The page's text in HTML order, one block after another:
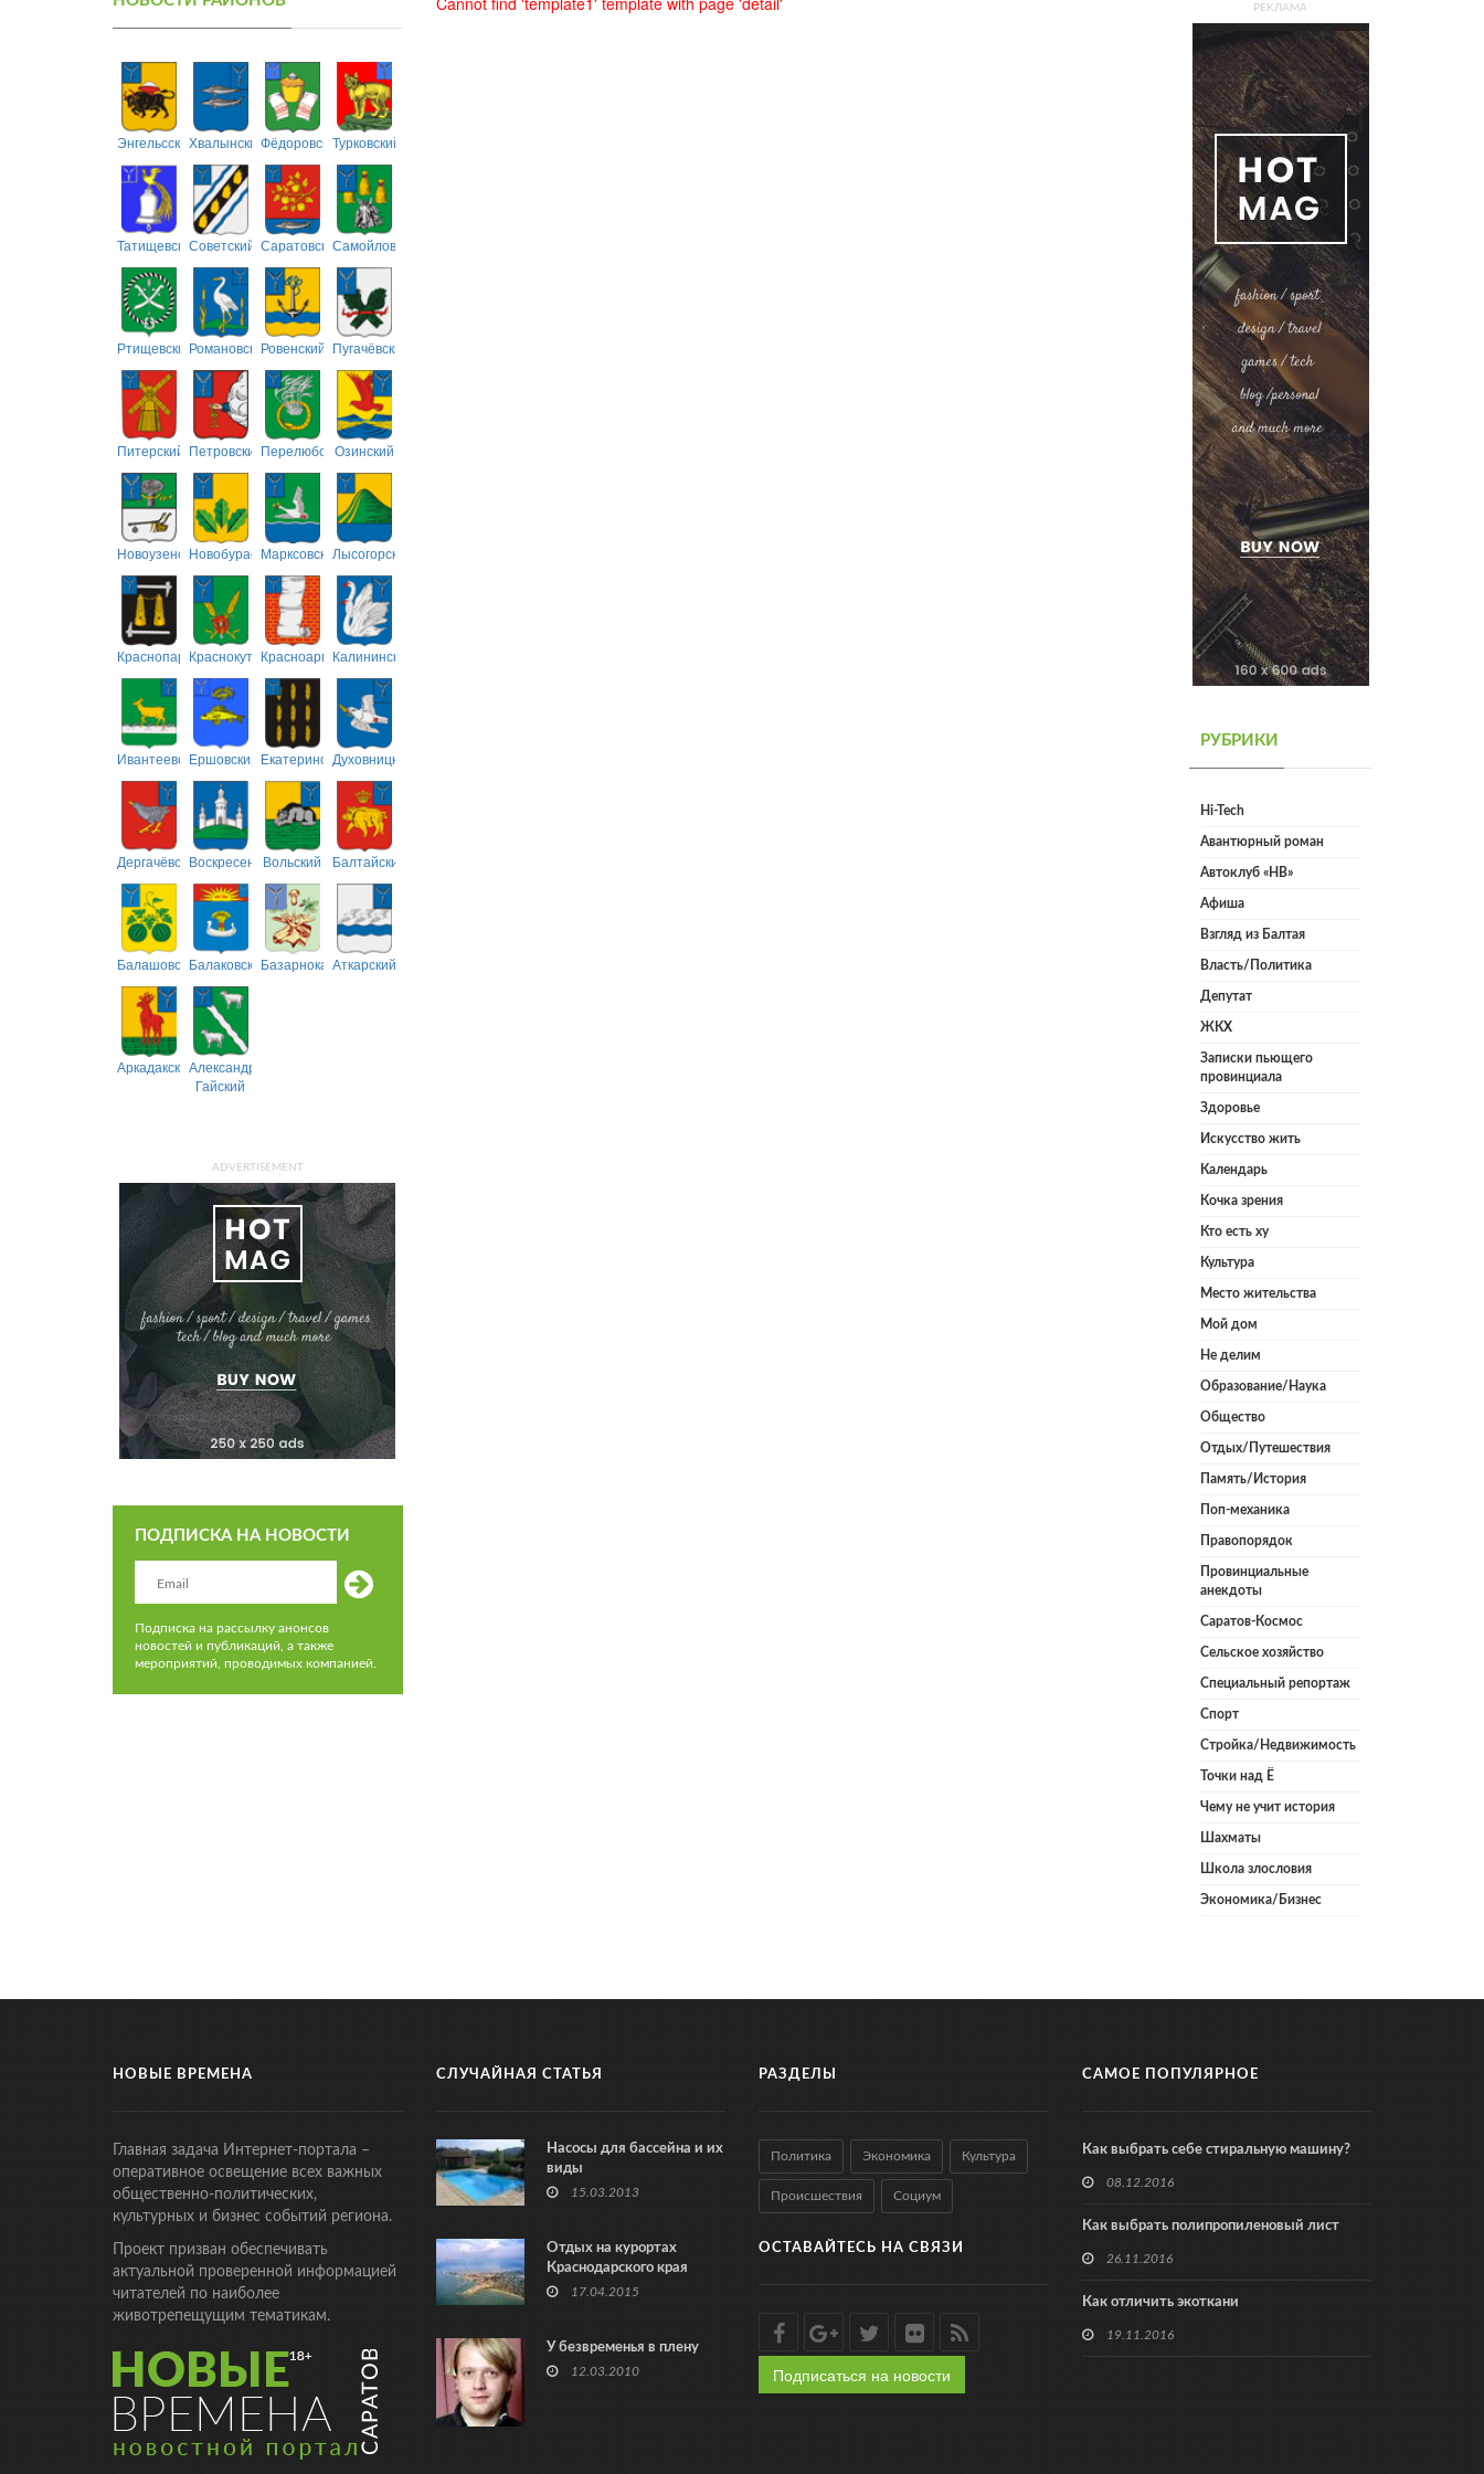
ЭнгельсскийХвалынскийФёдоровскийТурковский
ТатищевскийСоветский СаратовскийСамойловский
РтищевскийРомановскийРовенский Пугачёвский
Питерский ПетровскийПерелюбскийОзинский
НовоузенскийНовобурасскийМарксовскийЛысогорский
Краснопартизанский
КраснокутскийКрасноармейский
Калининский
ИвантеевскийЕршовский ЕкатериновскийДуховницкий
ДергачёвскийВоскресенскийВольский Балтайский
БалашовскийБалаковскийБазарнокарабулакский
Аткарский
АркадакскийАлександрово-
Гайский
ADVERTISEMENT
ПОДПИСКА НА НОВОСТИ
Подписка на рассылку анонсов
новостей и публикаций, а также
мероприятий, проводимых компанией.
РЕКЛАМА
РУБРИКИ
Hi-Tech
Авантюрный роман
Автоклуб «НВ»
Афиша
Взгляд из Балтая
Власть/Политика
Депутат
ЖКХ
Записки пьющего
провинциала
Здоровье
Искусство жить
Календарь
Кочка зрения
Кто есть ху
Культура
Место жительства
Мой дом
Не делим
Образование/Наука
Общество
Отдых/Путешествия
Память/История
Поп-механика
Правопорядок
Провинциальные
анекдоты
Саратов-Космос
Сельское хозяйство
Специальный репортаж
Спорт
Стройка/Недвижимость
Точки над Ё
Чему не учит история
Шахматы
Школа злословия
Экономика/Бизнес
НОВЫЕ ВРЕМЕНА
Главная задача Интернет-портала –
оперативное освещение всех важных
общественно-политических,
культурных и бизнес событий региона.
Проект призван обеспечивать
актуальной проверенной информацией
читателей по наиболее
животрепещущим тематикам.
СЛУЧАЙНАЯ СТАТЬЯ
Насосы для бассейна и их
виды
15.03.2013
Отдых на курортах
Краснодарского края
17.04.2015
У безвременья в плену
12.03.2010
РАЗДЕЛЫ
Политика Экономика Культура
Происшествия Социум
ОСТАВАЙТЕСЬ НА СВЯЗИ
Подписаться на новости
САМОЕ ПОПУЛЯРНОЕ
Как выбрать себе стиральную машину?
08.12.2016
Как выбрать полипропиленовый лист
26.11.2016
Как отличить экоткани
19.11.2016